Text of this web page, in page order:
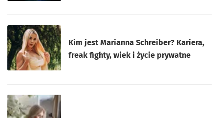
Kim jest Marianna Schreiber? Kariera,
freak fighty, wiek i życie prywatne